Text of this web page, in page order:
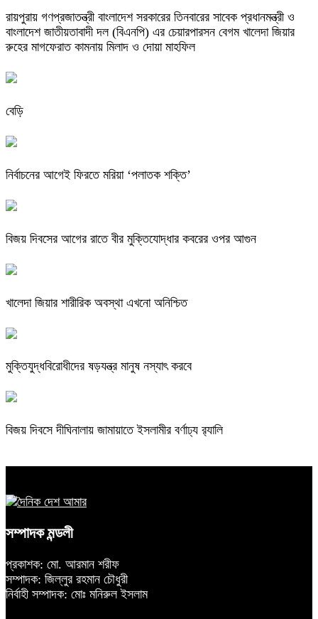
রায়পুরায় গণপ্রজাতন্ত্রী বাংলাদেশ সরকারের তিনবারের সাবেক প্রধানমন্ত্রী ও
বাংলাদেশ জাতীয়তাবাদী দল (বিএনপি) এর চেয়ারপারসন বেগম খালেদা জিয়ার
রুহের মাগফেরাত কামনায় মিলাদ ও দোয়া মাহফিল
বেড়ি
নির্বাচনের আগেই ফিরতে মরিয়া ‘পলাতক শক্তি’
বিজয় দিবসের আগের রাতে বীর মুক্তিযোদ্ধার কবরের ওপর আগুন
খালেদা জিয়ার শারীরিক অবস্থা এখনো অনিশ্চিত
মুক্তিযুদ্ধবিরোধীদের ষড়যন্ত্র মানুষ নস্যাৎ করবে
বিজয় দিবসে দীঘিনালায় জামায়াতে ইসলামীর বর্ণাঢ্য র‍্যালি
সম্পাদক মন্ডলী
প্রকাশক: মো. আরমান শরীফ
সম্পাদক: জিল্লুর রহমান চৌধুরী
নির্বাহী সম্পাদক: মোঃ মনিরুল ইসলাম